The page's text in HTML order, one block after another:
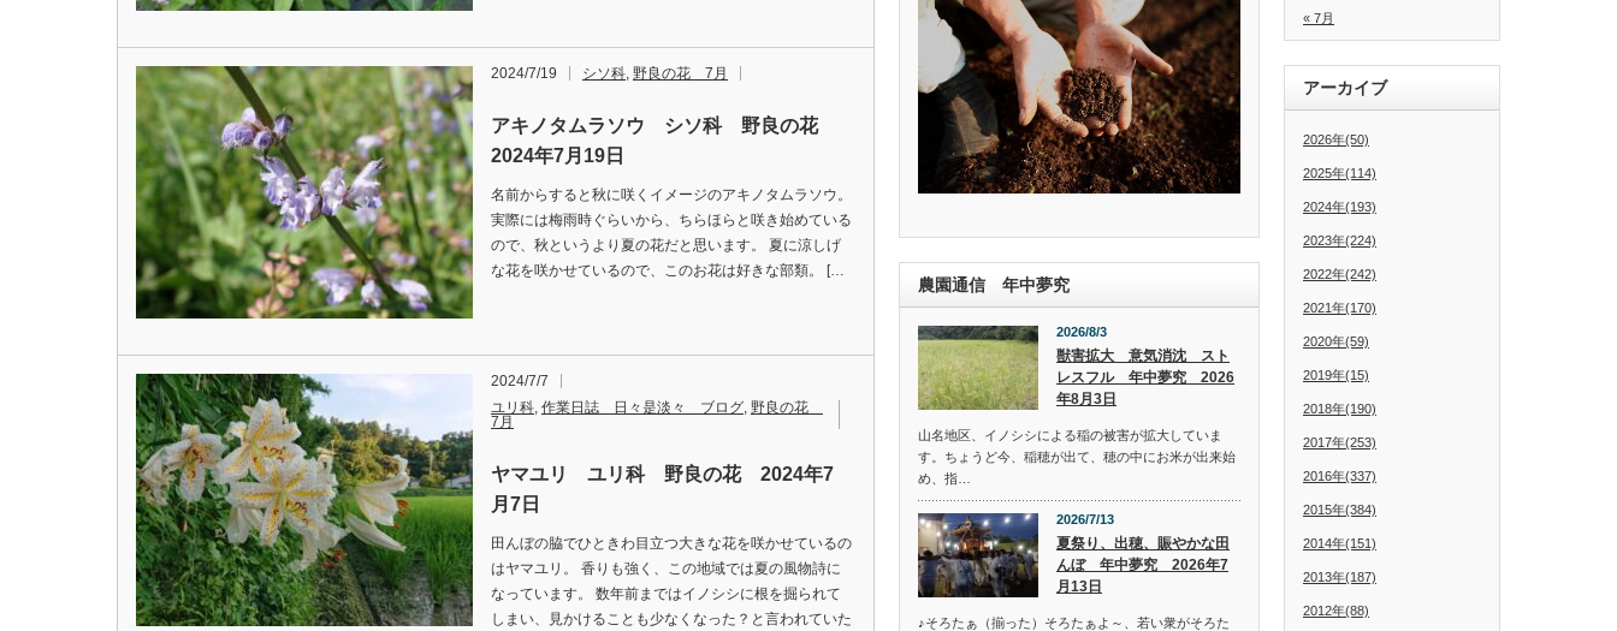
2024/7/19 シソ科, 野良の花 7月
アキノタムラソウ シソ科 野良の花
2024年7月19日
名前からすると秋に咲くイメージのアキノタムラソウ。
実際には梅雨時ぐらいから、ちらほらと咲き始めている
ので、秋というより夏の花だと思います。 夏に涼しげ
な花を咲かせているので、このお花は好きな部類。 […
2024/7/7
ユリ科, 作業日誌 日々是淡々 ブログ, 野良の花
7月
ヤマユリ ユリ科 野良の花 2024年7
月7日
田んぼの脇でひときわ目立つ大きな花を咲かせているの
はヤマユリ。 香りも強く、この地域では夏の風物詩に
なっています。 数年前まではイノシシに根を掘られて
しまい、見かけることも少なくなった？と言われていた
農園通信 年中夢究
2026/8/3
獣害拡大 意気消沈 スト
レスフル 年中夢究 2026
年8月3日
山名地区、イノシシによる稲の被害が拡大していま
す。ちょうど今、稲穂が出て、穂の中にお米が出来始
め、指…
2026/7/13
夏祭り、出穂、賑やかな田
んぼ 年中夢究 2026年7
月13日
♪そろたぁ（揃った）そろたぁよ～、若い衆がそろた
« 7月
アーカイブ
2026年(50)
2025年(114)
2024年(193)
2023年(224)
2022年(242)
2021年(170)
2020年(59)
2019年(15)
2018年(190)
2017年(253)
2016年(337)
2015年(384)
2014年(151)
2013年(187)
2012年(88)